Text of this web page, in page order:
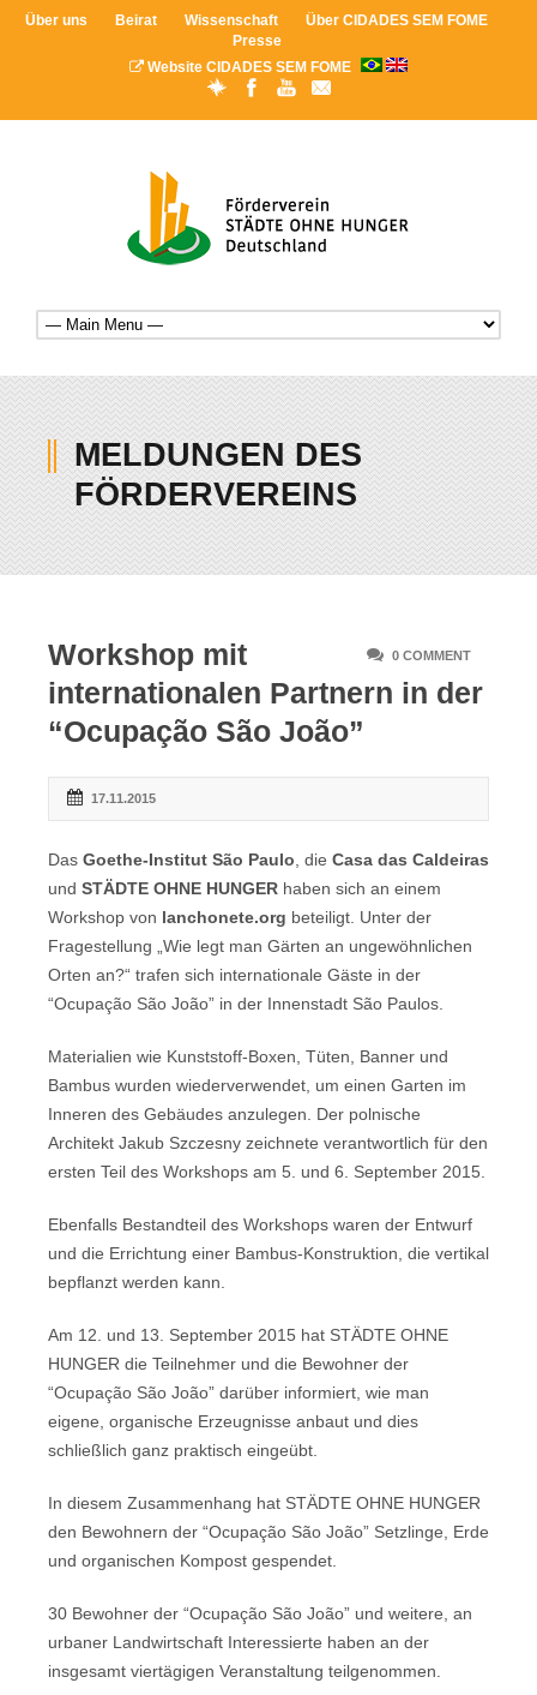
Über uns Beirat Wissenschaft
Über CIDADES SEM FOME
Presse
Website CIDADES SEM FOME
MELDUNGEN DES
FÖRDERVEREINS
0 COMMENT
Workshop mit
internationalen Partnern in der
“Ocupação São João”
17.11.2015
Das Goethe-Institut São Paulo , die Casa das Caldeiras
und STÄDTE OHNE HUNGER haben sich an einem
Workshop von lanchonete.org beteiligt. Unter der
Fragestellung „Wie legt man Gärten an ungewöhnlichen
Orten an?“ trafen sich internationale Gäste in der
“Ocupação São João” in der Innenstadt São Paulos.
Materialien wie Kunststoff-Boxen, Tüten, Banner und
Bambus wurden wiederverwendet, um einen Garten im
Inneren des Gebäudes anzulegen. Der polnische
Architekt Jakub Szczesny zeichnete verantwortlich für den
ersten Teil des Workshops am 5. und 6. September 2015.
Ebenfalls Bestandteil des Workshops waren der Entwurf
und die Errichtung einer Bambus-Konstruktion, die vertikal
bepflanzt werden kann.
Am 12. und 13. September 2015 hat STÄDTE OHNE
HUNGER die Teilnehmer und die Bewohner der
“Ocupação São João” darüber informiert, wie man
eigene, organische Erzeugnisse anbaut und dies
schließlich ganz praktisch eingeübt.
In diesem Zusammenhang hat STÄDTE OHNE HUNGER
den Bewohnern der “Ocupação São João” Setzlinge, Erde
und organischen Kompost gespendet.
30 Bewohner der “Ocupação São João” und weitere, an
urbaner Landwirtschaft Interessierte haben an der
insgesamt viertägigen Veranstaltung teilgenommen.